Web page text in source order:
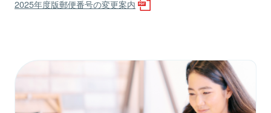
2025年度版郵便番号の変更案内